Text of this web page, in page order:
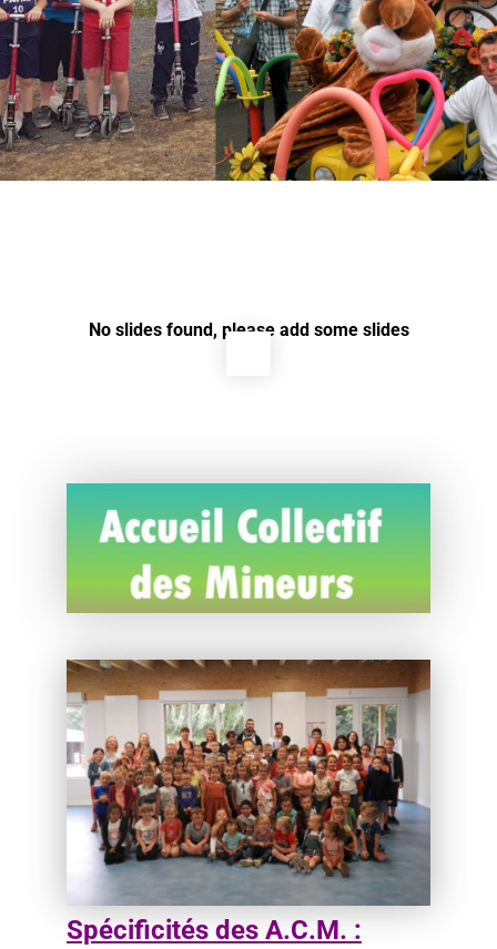
No slides found, please add some slides
Spécificités des A.C.M. :